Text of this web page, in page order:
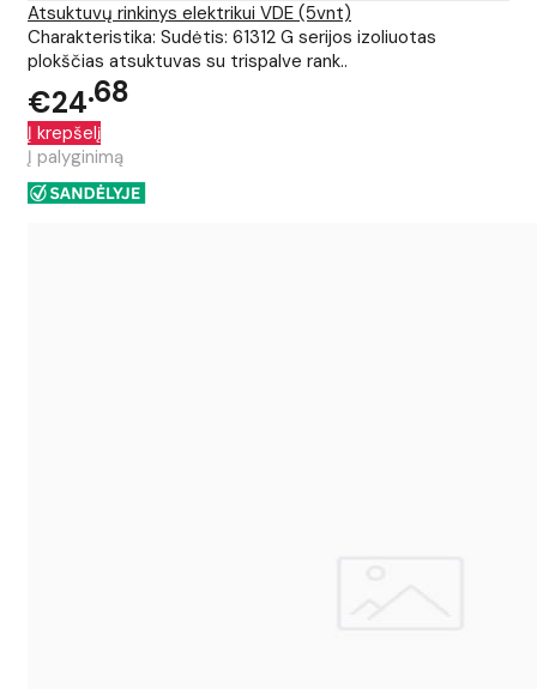
Atsuktuvų rinkinys elektrikui VDE (5vnt)
Charakteristika: Sudėtis: 61312 G serijos izoliuotas
plokščias atsuktuvas su trispalve rank..
€24 68
Į krepšelį
Į palyginimą